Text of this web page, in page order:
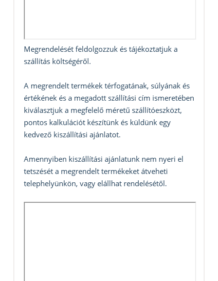
Megrendelését feldolgozzuk és tájékoztatjuk a
szállítás költségéről.
A megrendelt termékek térfogatának, súlyának és
értékének és a megadott szállítási cím ismeretében
kiválasztjuk a megfelelő méretű szállítóeszközt,
pontos kalkulációt készítünk és küldünk egy
kedvező kiszállítási ajánlatot.
Amennyiben kiszállítási ajánlatunk nem nyeri el
tetszését a megrendelt termékeket átveheti
telephelyünkön, vagy elállhat rendelésétől.